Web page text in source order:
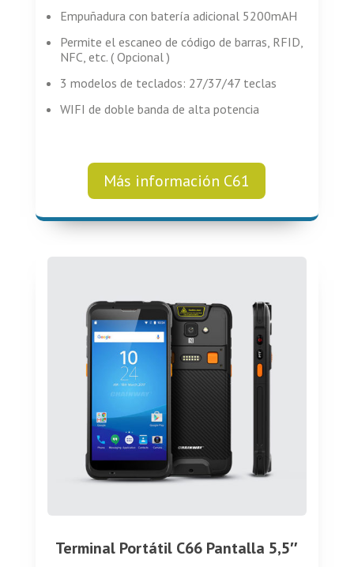
Empuñadura con batería adicional 5200mAH
Permite el escaneo de código de barras, RFID,
NFC, etc. ( Opcional )
3 modelos de teclados: 27/37/47 teclas
WIFI de doble banda de alta potencia
Más información C61
Terminal Portátil C66 Pantalla 5,5″